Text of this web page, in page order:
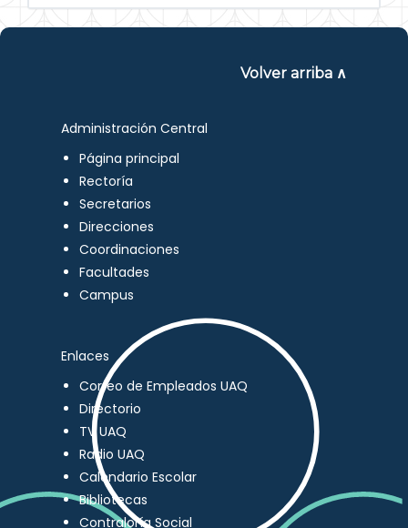
Volver arriba ∧
Administración Central
Página principal
Rectoría
Secretarios
Direcciones
Coordinaciones
Facultades
Campus
Enlaces
Correo de Empleados UAQ
Directorio
TV UAQ
Radio UAQ
Calendario Escolar
Bibliotecas
Contraloría Social